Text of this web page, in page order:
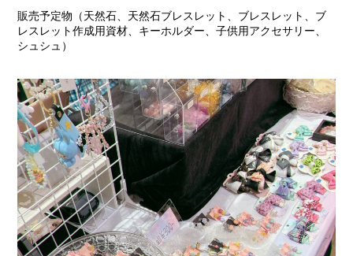
販売予定物（天然石、天然石ブレスレット、ブレスレット、ブ
レスレット作成用資材、キーホルダー、子供用アクセサリー、
シュシュ）